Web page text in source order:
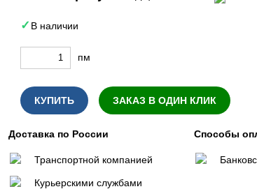
В наличии
пм
КУПИТЬ ЗАКАЗ В ОДИН КЛИК
Доставка по России
Транспортной компанией
Курьерскими службами
Способы